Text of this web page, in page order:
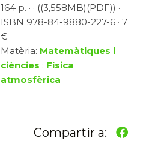
164 p. · · ((3,558MB)(PDF)) ·
ISBN 978-84-9880-227-6 · 7
€
Matèria: Matemàtiques i
ciències : Física
atmosfèrica
Compartir a: